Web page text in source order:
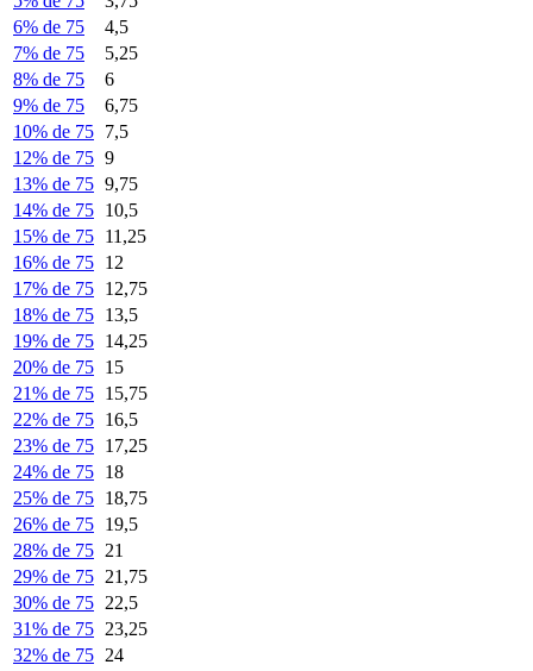
6% de 75
4,5
7% de 75
5,25
8% de 75
6
9% de 75
6,75
10% de 75 7,5
12% de 75 9
13% de 75 9,75
14% de 75 10,5
15% de 75 11,25
16% de 75 12
17% de 75 12,75
18% de 75 13,5
19% de 75 14,25
20% de 75 15
21% de 75 15,75
22% de 75 16,5
23% de 75 17,25
24% de 75 18
25% de 75 18,75
26% de 75 19,5
28% de 75 21
29% de 75 21,75
30% de 75 22,5
31% de 75 23,25
32% de 75 24